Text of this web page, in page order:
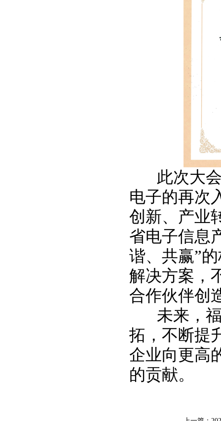
此次大会
电子的再次
创新、产业
省电子信息
谐、共赢”
解决方案，
合作伙伴创
未来，福
拓，不断提
企业向更高
的贡献。